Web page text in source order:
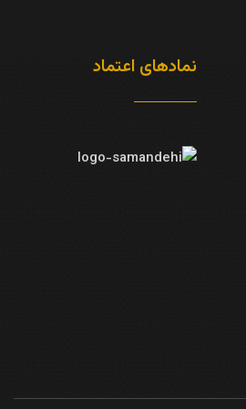
نمادهای اعتماد